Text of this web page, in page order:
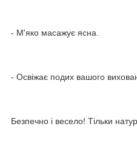
- М'яко масажує ясна.
- Освіжає подих вашого
Безпечно і весело! Тільки